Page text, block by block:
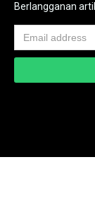
Berlangganan